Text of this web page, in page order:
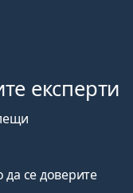
експерти
се доверите